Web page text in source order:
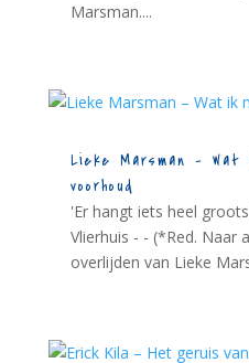
Marsman....
Lieke Marsman –
voorhoud
'Er hangt iets heel
Vlierhuis - - (*Red. Naar
overlijden van Lieke